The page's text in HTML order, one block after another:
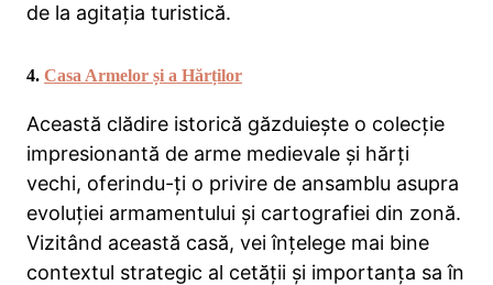
de la agitația turistică.
4. Casa Armelor și a Hărților
Această clădire istorică găzduiește o colecție
impresionantă de arme medievale și hărți
vechi, oferindu-ți o privire de ansamblu asupra
evoluției armamentului și cartografiei din zonă.
Vizitând această casă, vei înțelege mai bine
contextul strategic al cetății și importanța sa în